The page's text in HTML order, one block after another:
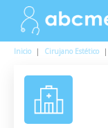
Inicio | Cirujano Estético |